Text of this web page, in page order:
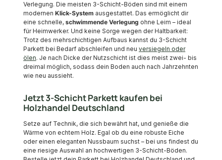
Verlegung. Die meisten 3-Schicht-Böden sind mit einem
modernen Klick-System ausgestattet. Das ermöglicht dir
eine schnelle, schwimmende Verlegung ohne Leim – ideal
für Heimwerker. Und keine Sorge wegen der Haltbarkeit:
Trotz des mehrschichtigen Aufbaus kannst du 3-Schicht
Parkett bei Bedarf abschleifen und neu versiegeln oder
ölen. Je nach Dicke der Nutzschicht ist dies meist zwei- bis
dreimal möglich, sodass dein Boden auch nach Jahrzehnten
wie neu aussieht.
Jetzt 3-Schicht Parkett kaufen bei
Holzhandel Deutschland
Setze auf Technik, die sich bewährt hat, und genieße die
Wärme von echtem Holz. Egal ob du eine robuste Eiche
oder einen eleganten Nussbaum suchst – bei uns findest du
eine riesige Auswahl an hochwertigen 3-Schicht-Böden.